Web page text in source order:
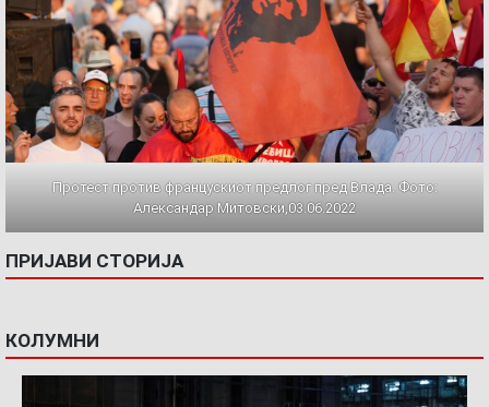
Протест против францускиот предлог пред Влада. Фото:
Александар Митовски,03.06.2022
ПРИЈАВИ СТОРИЈА
КОЛУМНИ